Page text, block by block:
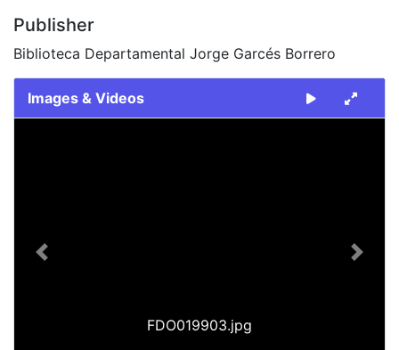
Publisher
Biblioteca Departamental Jorge Garcés Borrero
Images & Videos
FDO019903.jpg
Previous Next